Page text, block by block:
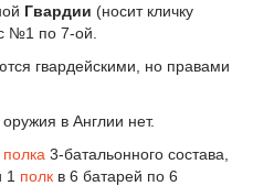
Гвардии (носит кличку
№1 по 7-ой.
гвардейскими, но правами
в Англии нет.
полка 3-батальонного состава,
1 полк в 6 батарей по 6